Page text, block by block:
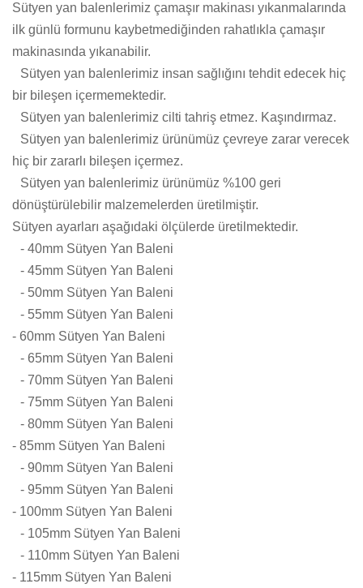
Sütyen yan balenlerimiz çamaşır makinası yıkanmalarında
ilk günlü formunu kaybetmediğinden rahatlıkla çamaşır
makinasında yıkanabilir.
Sütyen yan balenlerimiz insan sağlığını tehdit edecek hiç
bir bileşen içermemektedir.
Sütyen yan balenlerimiz cilti tahriş etmez. Kaşındırmaz.
Sütyen yan balenlerimiz ürünümüz çevreye zarar verecek
hiç bir zararlı bileşen içermez.
Sütyen yan balenlerimiz ürünümüz %100 geri
dönüştürülebilir malzemelerden üretilmiştir.
Sütyen ayarları aşağıdaki ölçülerde üretilmektedir.
- 40mm Sütyen Yan Baleni
- 45mm Sütyen Yan Baleni
- 50mm Sütyen Yan Baleni
- 55mm Sütyen Yan Baleni
- 60mm Sütyen Yan Baleni
- 65mm Sütyen Yan Baleni
- 70mm Sütyen Yan Baleni
- 75mm Sütyen Yan Baleni
- 80mm Sütyen Yan Baleni
- 85mm Sütyen Yan Baleni
- 90mm Sütyen Yan Baleni
- 95mm Sütyen Yan Baleni
- 100mm Sütyen Yan Baleni
- 105mm Sütyen Yan Baleni
- 110mm Sütyen Yan Baleni
- 115mm Sütyen Yan Baleni